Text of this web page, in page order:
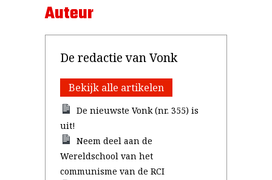
Auteur
De redactie van Vonk
Bekijk alle artikelen
De nieuwste Vonk (nr. 355) is
uit!
Neem deel aan de
Wereldschool van het
communisme van de RCI